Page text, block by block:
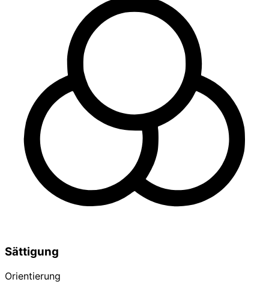
Sättigung
Orientierung